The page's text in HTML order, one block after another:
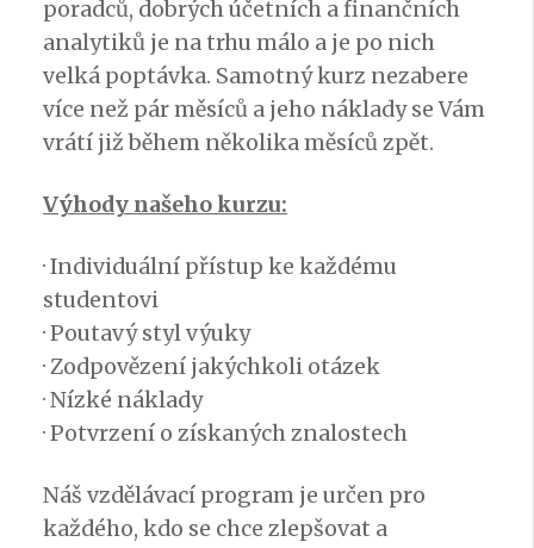
poradců, dobrých účetních a finančních
analytiků je na trhu málo a je po nich
velká poptávka. Samotný kurz nezabere
více než pár měsíců a jeho náklady se Vám
vrátí již během několika měsíců zpět.
Výhody našeho kurzu:
· Individuální přístup ke každému
studentovi
· Poutavý styl výuky
· Zodpovězení jakýchkoli otázek
· Nízké náklady
· Potvrzení o získaných znalostech
Náš vzdělávací program je určen pro
každého, kdo se chce zlepšovat a